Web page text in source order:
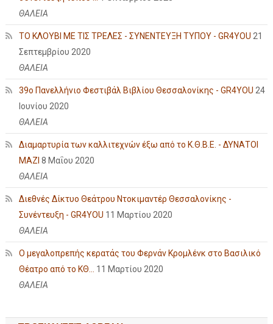
ΘΑΛΕΙΑ
ΤΟ ΚΛΟΥΒΙ ΜΕ ΤΙΣ ΤΡΕΛΕΣ - ΣΥΝΕΝΤΕΥΞΗ ΤΥΠΟΥ - GR4YOU 21
Σεπτεμβρίου 2020
ΘΑΛΕΙΑ
39ο Πανελλήνιο Φεστιβάλ Βιβλίου Θεσσαλονίκης - GR4YOU 24
Ιουνίου 2020
ΘΑΛΕΙΑ
Διαμαρτυρία των καλλιτεχνών έξω από το Κ.Θ.Β.Ε. - ΔΥΝΑΤΟΙ
ΜΑΖΙ 8 Μαΐου 2020
ΘΑΛΕΙΑ
Διεθνές Δίκτυο Θεάτρου Ντοκιμαντέρ Θεσσαλονίκης -
Συνέντευξη - GR4YOU 11 Μαρτίου 2020
ΘΑΛΕΙΑ
Ο μεγαλοπρεπής κερατάς του Φερνάν Κρομλένκ στο Βασιλικό
Θέατρο από το ΚΘ... 11 Μαρτίου 2020
ΘΑΛΕΙΑ